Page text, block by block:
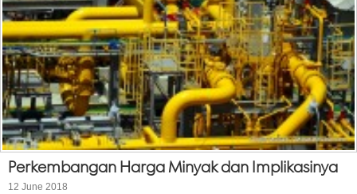
Perkembangan Harga Minyak dan Implikasinya
12 June 2018